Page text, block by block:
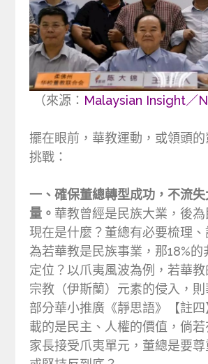
（來源： Malaysian Insight／
擺在眼前，華教運動，或領頭
挑戰：
一、確保董總轉型成功，不流
量。 華教曾經是民族大業，後
現在是什麼？董總有必要梳理
為若華教是民族事業，那18%的
定位？以爪夷風波為例，若華
宗教（伊斯蘭）元素的侵入，
部分華小推廣《靜思語》【註
載的是民主、人權的價值，倘若
家長接受爪夷單元，董總是要